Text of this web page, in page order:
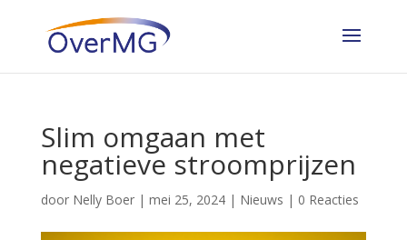
Slim omgaan met
negatieve stroomprijzen
door Nelly Boer| mei 25, 2024| Nieuws | 0 Reacties